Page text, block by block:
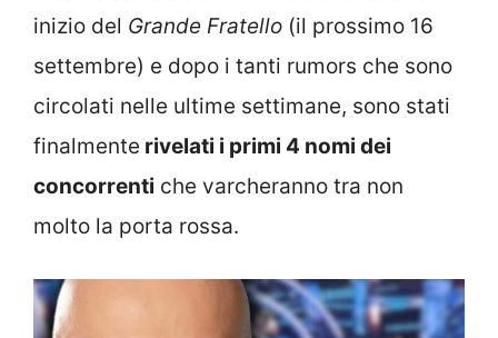
inizio del Grande Fratello (il prossimo 16
settembre) e dopo i tanti rumors che sono
circolati nelle ultime settimane, sono stati
finalmente rivelati i primi 4 nomi dei
concorrenti che varcheranno tra non
molto la porta rossa.